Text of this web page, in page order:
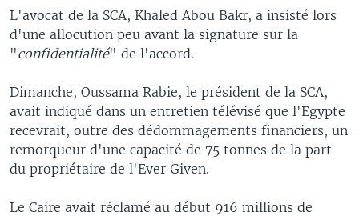
L'avocat de la SCA, Khaled Abou Bakr, a insisté lors
d'une allocution peu avant la signature sur la
"confidentialité" de l'accord.
Dimanche, Oussama Rabie, le président de la SCA,
avait indiqué dans un entretien télévisé que l'Egypte
recevrait, outre des dédommagements financiers, un
remorqueur d'une capacité de 75 tonnes de la part
du propriétaire de l'Ever Given.
Le Caire avait réclamé au début 916 millions de